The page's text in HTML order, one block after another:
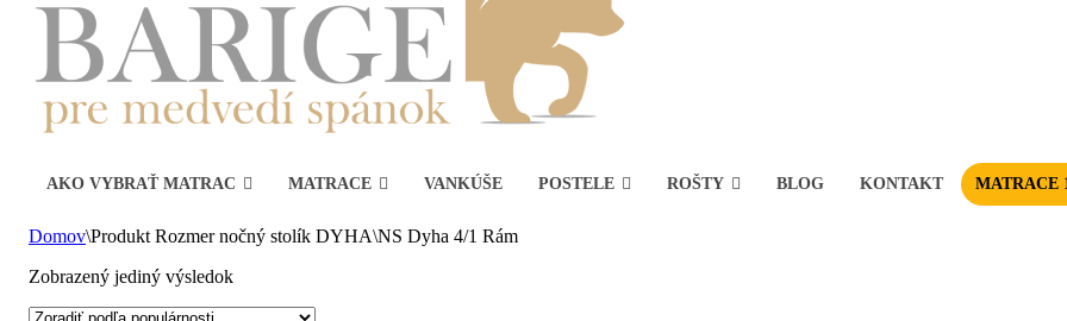
AKO VYBRAŤ MATRAC MATRACE VANKÚŠE POSTELE ROŠTY BLOG KONTAKT MATRACE
Domov\Produkt Rozmer nočný stolík DYHA\NS Dyha 4/1 Rám
Zobrazený jediný výsledok